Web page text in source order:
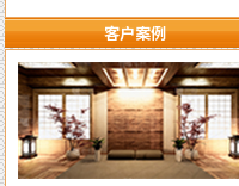
在阳宅置业建造和阴宅修造的
择吉中做到正确，就需要了解
2026年阴阳宅风水修造动土
择吉的具体要点，为心宜的吉
建入宅或阴宅的修造选取到一
够趋吉避凶的好日辰而做好规
争取更大的成就……
客户案例